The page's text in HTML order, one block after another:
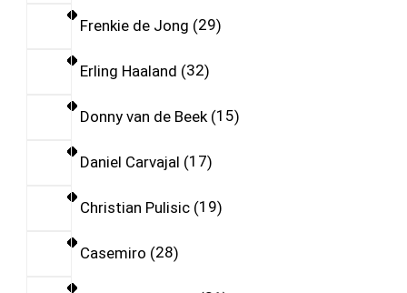
Frenkie de Jong 29
Erling Haaland 32
Donny van de Beek 15
Daniel Carvajal 17
Christian Pulisic 19
Casemiro 28